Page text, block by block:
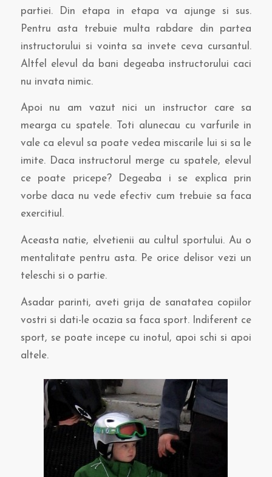
partiei. Din etapa in etapa va ajunge si sus.
Pentru asta trebuie multa rabdare din partea
instructorului si vointa sa invete ceva cursantul.
Altfel elevul da bani degeaba instructorului caci
nu invata nimic.
Apoi nu am vazut nici un instructor care sa
mearga cu spatele. Toti alunecau cu varfurile in
vale ca elevul sa poate vedea miscarile lui si sa le
imite. Daca instructorul merge cu spatele, elevul
ce poate pricepe? Degeaba i se explica prin
vorbe daca nu vede efectiv cum trebuie sa faca
exercitiul.
Aceasta natie, elvetienii au cultul sportului. Au o
mentalitate pentru asta. Pe orice delisor vezi un
teleschi si o partie.
Asadar parinti, aveti grija de sanatatea copiilor
vostri si dati-le ocazia sa faca sport. Indiferent ce
sport, se poate incepe cu inotul, apoi schi si apoi
altele.